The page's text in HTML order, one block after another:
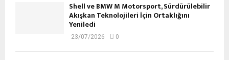
Shell ve BMW M Motorsport, Sürdürülebilir
Akışkan Teknolojileri İçin Ortaklığını
Yeniledi
23/07/2026 0